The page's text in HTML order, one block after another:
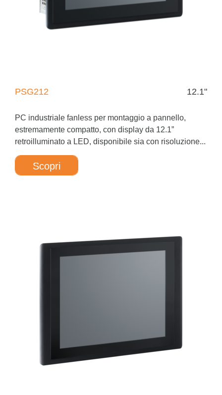
PSG212 12.1"
PC industriale fanless per montaggio a pannello,
estremamente compatto, con display da 12.1”
retroilluminato a LED, disponibile sia con risoluzione...
Scopri